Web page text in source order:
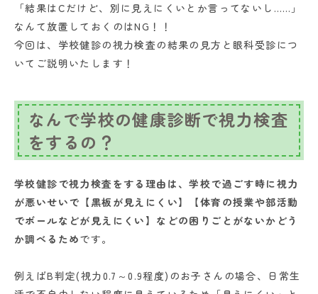
「結果はCだけど、別に見えにくいとか言ってないし……」
なんて放置しておくのはNG！！
今回は、学校健診の視力検査の結果の見方と眼科受診につ
いてご説明いたします！
なんで学校の健康診断で視力検査
をするの？
学校健診で視力検査をする理由は、学校で過ごす時に視力
が悪いせいで【黒板が見えにくい】【体育の授業や部活動
でボールなどが見えにくい】などの困りごとがないかどう
か調べるためです。
例えばB判定(視力0.7～0.9程度)のお子さんの場合、日常生